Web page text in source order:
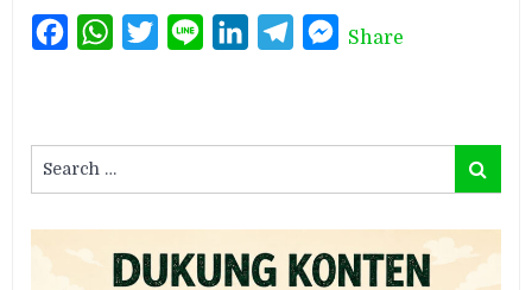
FacebookWhatsAppTwitterLine LinkedInTelegramMessenger
Share
for:
Search